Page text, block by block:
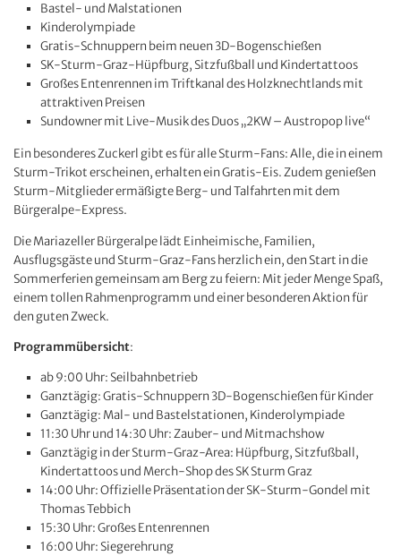
Bastel- und Malstationen
Kinderolympiade
Gratis-Schnuppern beim neuen 3D-Bogenschießen
SK-Sturm-Graz-Hüpfburg, Sitzfußball und Kindertattoos
Großes Entenrennen im Triftkanal des Holzknechtlands mit
attraktiven Preisen
Sundowner mit Live-Musik des Duos „2KW – Austropop live“
Ein besonderes Zuckerl gibt es für alle Sturm-Fans: Alle, die in einem
Sturm-Trikot erscheinen, erhalten ein Gratis-Eis. Zudem genießen
Sturm-Mitglieder ermäßigte Berg- und Talfahrten mit dem
Bürgeralpe-Express.
Die Mariazeller Bürgeralpe lädt Einheimische, Familien,
Ausflugsgäste und Sturm-Graz-Fans herzlich ein, den Start in die
Sommerferien gemeinsam am Berg zu feiern: Mit jeder Menge Spaß,
einem tollen Rahmenprogramm und einer besonderen Aktion für
den guten Zweck.
Programmübersicht:
ab 9:00 Uhr: Seilbahnbetrieb
Ganztägig: Gratis-Schnuppern 3D-Bogenschießen für Kinder
Ganztägig: Mal- und Bastelstationen, Kinderolympiade
11:30 Uhr und 14:30 Uhr: Zauber- und Mitmachshow
Ganztägig in der Sturm-Graz-Area: Hüpfburg, Sitzfußball,
Kindertattoos und Merch-Shop des SK Sturm Graz
14:00 Uhr: Offizielle Präsentation der SK-Sturm-Gondel mit
Thomas Tebbich
15:30 Uhr: Großes Entenrennen
16:00 Uhr: Siegerehrung